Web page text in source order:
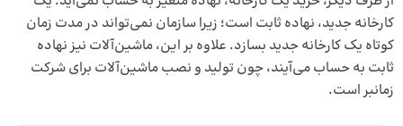
کارخانه جدید، نهاده ثابت است؛ زیرا سازمان نمی‌تواند در مدت زمان
کوتاه یک کارخانه جدید بسازد. علاوه بر این، ماشین‌آلات نیز نهاده
ثابت به حساب می‌آیند، چون تولید و نصب ماشین‌آلات برای شرکت
زمانبر است.